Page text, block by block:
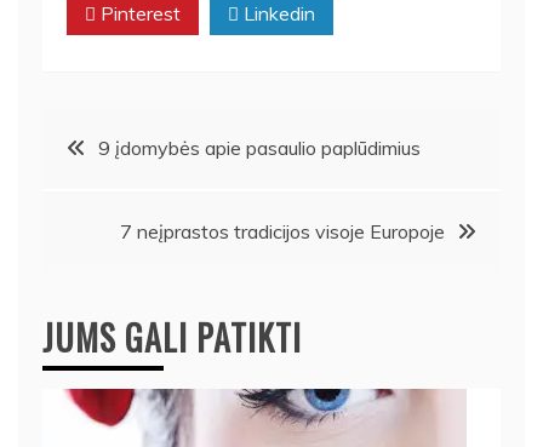
Pinterest Linkedin
Navigacija
9 įdomybės apie pasaulio paplūdimius
7 neįprastos tradicijos visoje Europoje
JUMS GALI PATIKTI